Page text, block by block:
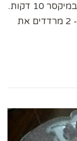
מערבבים את כל החומרים בוו לישה במיקסר 10 דקות.
ומתפיחים למשך שעה. מחלקים ל- 2 מרדדים את